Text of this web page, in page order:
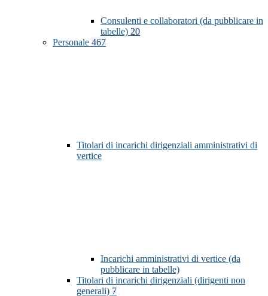
Consulenti e collaboratori (da pubblicare in
tabelle) 20
Personale 467
Titolari di incarichi dirigenziali amministrativi di
vertice
Incarichi amministrativi di vertice (da
pubblicare in tabelle)
Titolari di incarichi dirigenziali (dirigenti non
generali) 7